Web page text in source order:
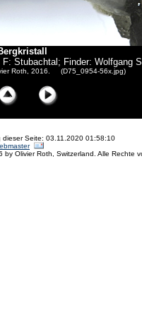
Stubachtal; Finder: Wolfgang
Roth, 2016. (D75_0954-56x.jpg)
dieser Seite: 03.11.2020 01:58:10
by Olivier Roth, Switzerland. Alle Rechte